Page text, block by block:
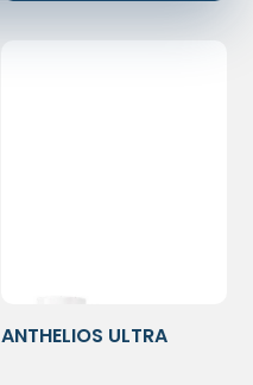
ANTHELIOS ULTRA